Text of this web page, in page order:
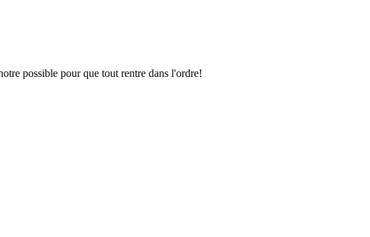
possible pour que tout rentre dans l'ordre!